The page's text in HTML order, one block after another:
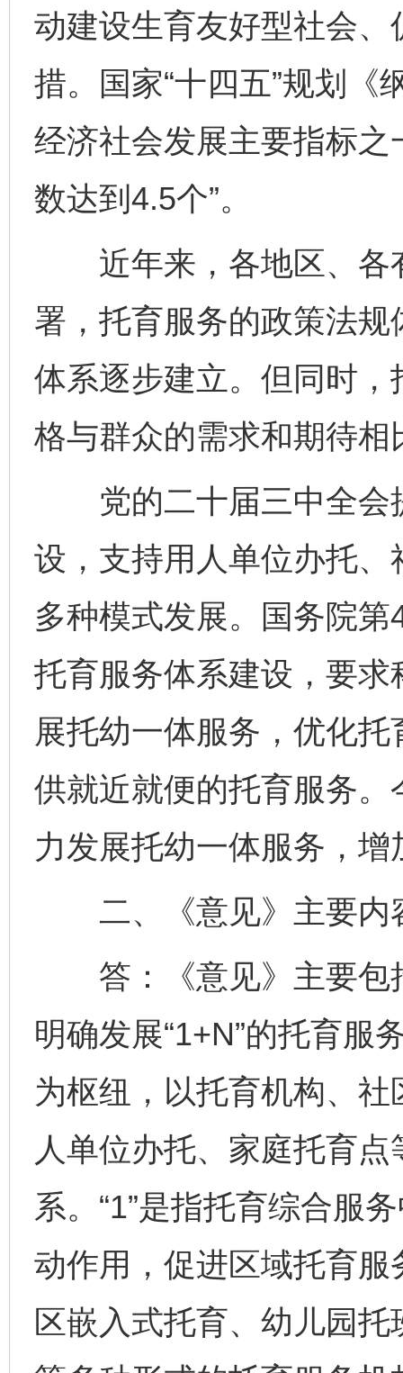
动建设生育友好型社会
措。国家“十四五”规划《
经济社会发展主要指标之
数达到4.5个”。
近年来，各地区、各
署，托育服务的政策法
体系逐步建立。但同时
格与群众的需求和期待
党的二十届三中全会
设，支持用人单位办托
多种模式发展。国务院
托育服务体系建设，要
展托幼一体服务，优化
供就近就便的托育服务
力发展托幼一体服务，
二、《意见》主要内
答：《意见》主要包
明确发展“1+N”的托育服
为枢纽，以托育机构、
人单位办托、家庭托育点
系。“1”是指托育综合服
动作用，促进区域托育服
区嵌入式托育、幼儿园